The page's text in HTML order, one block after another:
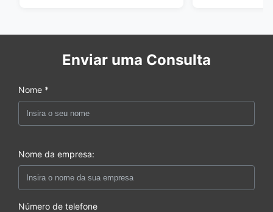
Enviar uma Consulta
Nome *
Nome da empresa:
Número de telefone